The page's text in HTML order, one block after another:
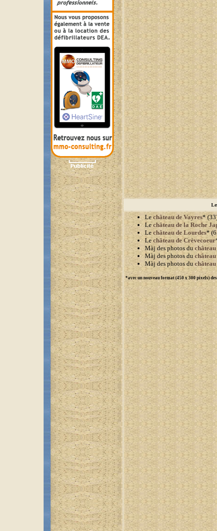
Lechâteau de Vayres*
Lechâteau de la Roche
Lechâteau de Lourdes*
Lechâteau de Crèvecoeur
Màj des photos du
Màj des photos du
Màj des photos du
*avec un nouveau format (450 x 300 pixels)